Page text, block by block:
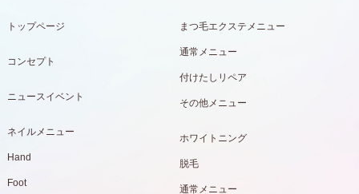
トップページ
コンセプト
ニュースイベント
ネイルメニュー
Hand
Foot
まつ毛エクステメニュー
通常メニュー
付けたしリペア
その他メニュー
ホワイトニング
脱毛
通常メニュー